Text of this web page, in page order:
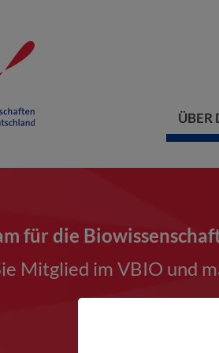
ÜBER
für die
Mitglied im VBIO und